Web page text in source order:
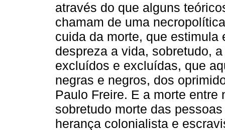
através do que alguns
chamam de uma
cuida da morte, que estimula
despreza a vida, sobretudo,
excluídos e excluídas, que
negras e negros, dos
Paulo Freire. E a morte entre
sobretudo morte das
herança colonialista e